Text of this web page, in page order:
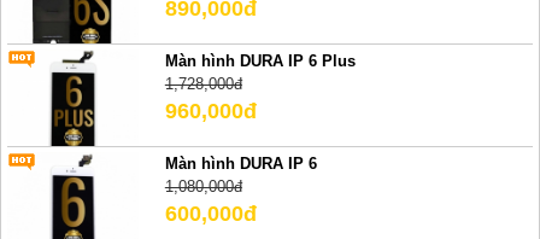
890,000đ
Màn hình DURA IP 6 Plus
1,728,000đ
960,000đ
Màn hình DURA IP 6
1,080,000đ
600,000đ